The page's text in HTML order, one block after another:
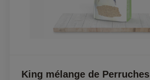
King mélange de Perruches